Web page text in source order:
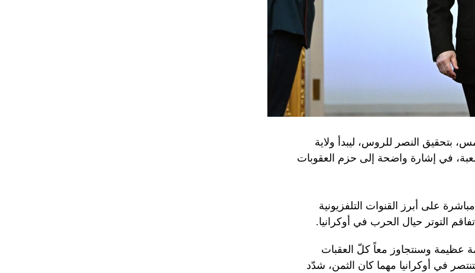
بتحقيق النصر للروس، ليبدأ ولاية
في إشارة واضحة إلى حزم العقوبات
على أبرز القنوات التلفزيونية
التوتر حيال الحرب في أوكرانيا.
عظيمة وسنتجاوز معاً كلّ العقبات
في أوكرانيا مهما كان الثمن، شدّد